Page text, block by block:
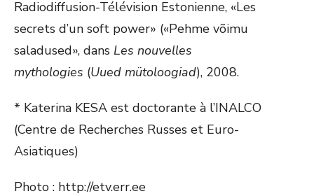
Radiodiffusion-Télévision Estonienne, «Les
secrets d’un soft power» («Pehme võimu
saladused», dans Les nouvelles
mythologies (Uued mütoloogiad), 2008.
* Katerina KESA est doctorante à l’INALCO
(Centre de Recherches Russes et Euro-
Asiatiques)
Photo : http://etv.err.ee